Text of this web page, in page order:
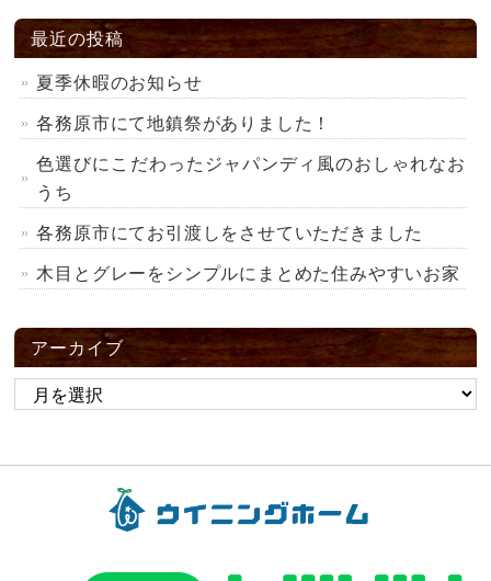
最近の投稿
夏季休暇のお知らせ
各務原市にて地鎮祭がありました！
色選びにこだわったジャパンディ風のおしゃれなお
うち
各務原市にてお引渡しをさせていただきました
木目とグレーをシンプルにまとめた住みやすいお家
アーカイブ